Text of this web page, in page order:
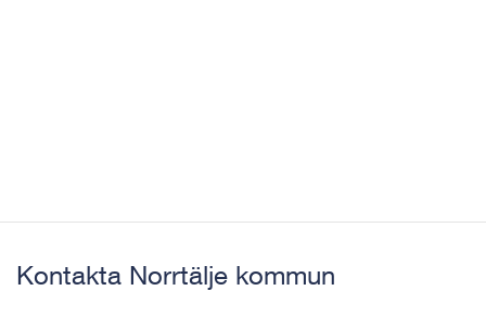
Kontakta Norrtälje kommun